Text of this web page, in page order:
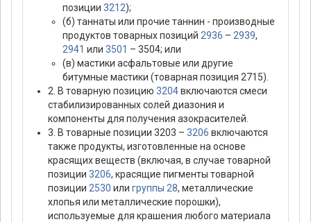
позиции 3212);
(б) таннаты или прочие таннин - производные
продуктов товарных позиций 2936 – 2939,
2941 или 3501 – 3504; или
(в) мастики асфальтовые или другие
битумные мастики (товарная позиция 2715).
2. В товарную позицию 3204включаются смеси
стабилизированных солей диазония и
компоненты для получения азокрасителей.
3. В товарные позиции 3203 – 3206 включаются
также продукты, изготовленные на основе
красящих веществ (включая, в случае товарной
позиции 3206, красящие пигменты товарной
позиции 2530 или группы 28, металлические
хлопья или металлические порошки),
используемые для крашения любого материала